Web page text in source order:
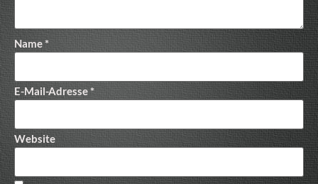
Name*
E-Mail-Adresse*
Website